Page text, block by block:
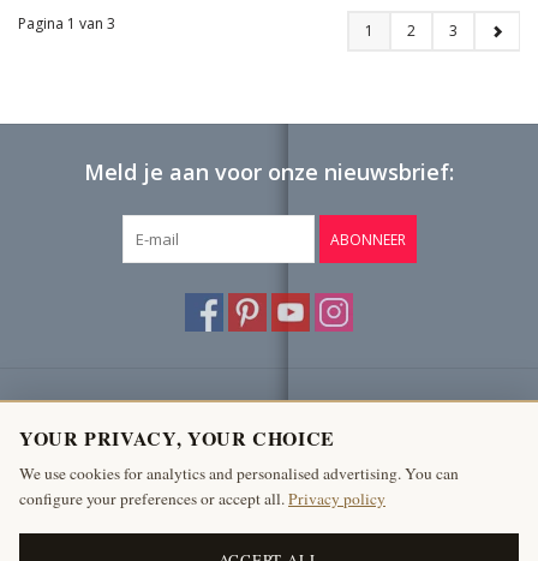
Pagina 1 van 3 1 2 3
Meld je aan voor onze nieuwsbrief:
ABONNEER
Producten
Mijn account
YOUR PRIVACY, YOUR CHOICE
We use cookies for analytics and personalised advertising. You can
configure your preferences or accept all.Privacy policy